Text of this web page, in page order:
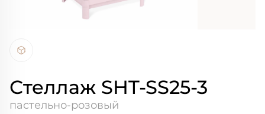
Стеллаж SHT-SS25-3
пастельно-розовый